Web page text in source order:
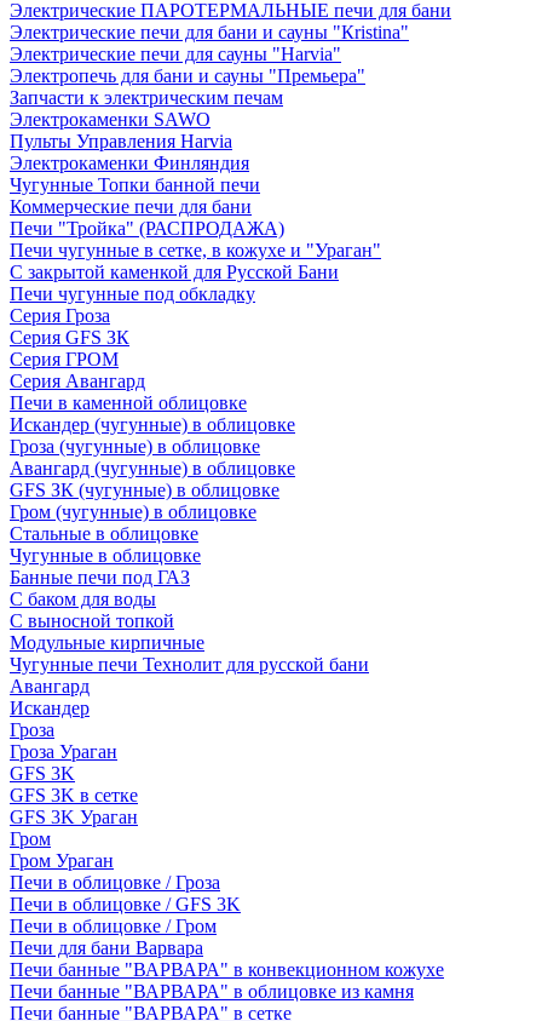
Электрические ПАРОТЕРМАЛЬНЫЕ печи для бани
Электрические печи для бани и сауны "Кristina"
Электрические печи для сауны "Harvia"
Электропечь для бани и сауны "Премьера"
Запчасти к электрическим печам
Электрокаменки SAWO
Пульты Управления Harvia
Электрокаменки Финляндия
Чугунные Топки банной печи
Коммерческие печи для бани
Печи "Тройка" (РАСПРОДАЖА)
Печи чугунные в сетке, в кожухе и "Ураган"
С закрытой каменкой для Русской Бани
Печи чугунные под обкладку
Серия Гроза
Серия GFS ЗК
Серия ГРОМ
Серия Авангард
Печи в каменной облицовке
Искандер (чугунные) в облицовке
Гроза (чугунные) в облицовке
Авангард (чугунные) в облицовке
GFS ЗК (чугунные) в облицовке
Гром (чугунные) в облицовке
Стальные в облицовке
Чугунные в облицовке
Банные печи под ГАЗ
С баком для воды
С выносной топкой
Модульные кирпичные
Чугунные печи Технолит для русской бани
Авангард
Искандер
Гроза
Гроза Ураган
GFS 3K
GFS 3K в сетке
GFS 3K Ураган
Гром
Гром Ураган
Печи в облицовке / Гроза
Печи в облицовке / GFS 3K
Печи в облицовке / Гром
Печи для бани Варвара
Печи банные "ВАРВАРА" в конвекционном кожухе
Печи банные "ВАРВАРА" в облицовке из камня
Печи банные "ВАРВАРА" в сетке